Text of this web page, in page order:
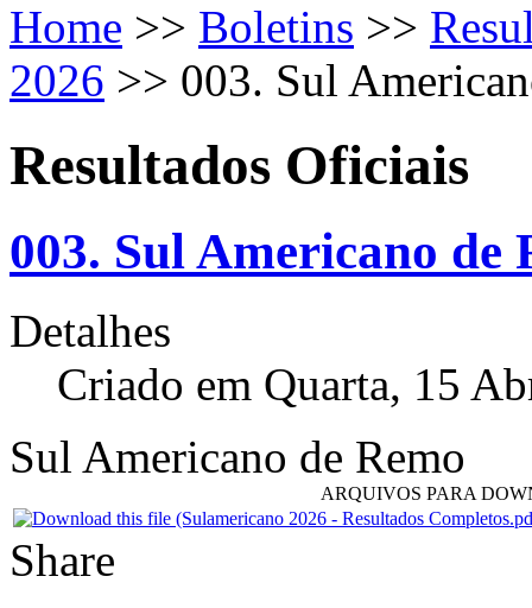
Home >> Boletins >>
2026 >> 003. Sul
Resultados Oficiais
003. Sul Americano de
Detalhes
Criado em Quarta, 15
Sul Americano de Remo
ARQUIVOS PARA
Share